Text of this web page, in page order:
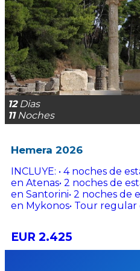
12Dias
11Noches
Hemera 2026
INCLUYE: • 4 noches de
en Atenas• 2 noches de
en Santorini• 2 noches de
en Mykonos• Tour regular
EUR 2.425